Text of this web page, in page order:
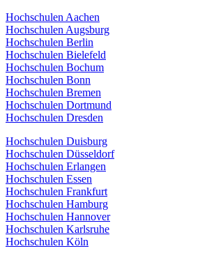
Hochschulen Aachen
Hochschulen Augsburg
Hochschulen Berlin
Hochschulen Bielefeld
Hochschulen Bochum
Hochschulen Bonn
Hochschulen Bremen
Hochschulen Dortmund
Hochschulen Dresden
Hochschulen Duisburg
Hochschulen Düsseldorf
Hochschulen Erlangen
Hochschulen Essen
Hochschulen Frankfurt
Hochschulen Hamburg
Hochschulen Hannover
Hochschulen Karlsruhe
Hochschulen Köln